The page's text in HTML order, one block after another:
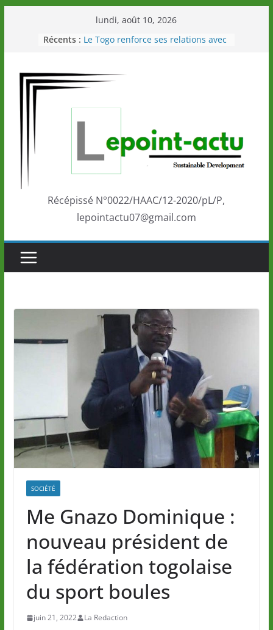
lundi, août 10, 2026
Récents : Le Togo renforce ses relations avec
Éléphants en Côte d’Ivoire
LOTO DETENTE”, un nouveau tirage
marque de confiance au Togo sur
la scène internationale au-delà des
performances de ses athlètes
Togo: Que retenir de la politique
éducation et de l’ambition de
Récépissé N°0022/HAAC/12-2020/pL/P,
lepointactu07@gmail.com
SOCIÉTÉ
Me Gnazo Dominique :
nouveau président de
la fédération togolaise
du sport boules
juin 21, 2022 La Redaction